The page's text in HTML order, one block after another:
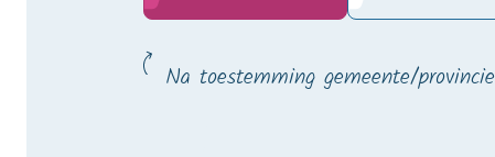
Na toestemming gemeente/provincie